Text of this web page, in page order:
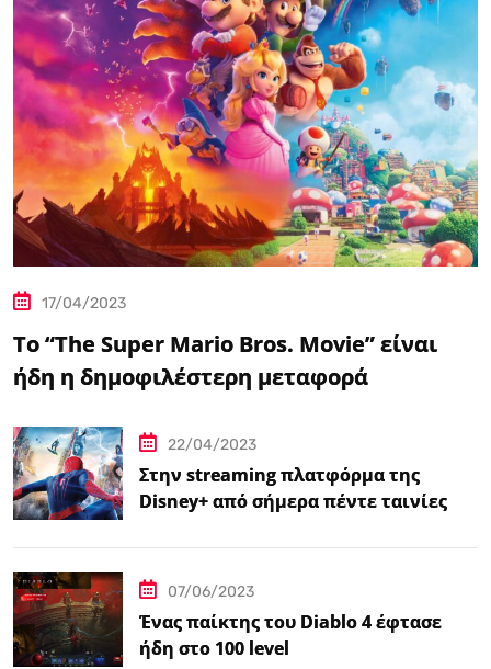
17/04/2023
Το “The Super Mario Bros. Movie” είναι
ήδη η δημοφιλέστερη μεταφορά
22/04/2023
Στην streaming πλατφόρμα της
Disney+ από σήμερα πέντε ταινίες
07/06/2023
Ένας παίκτης του Diablo 4 έφτασε
ήδη στο 100 level